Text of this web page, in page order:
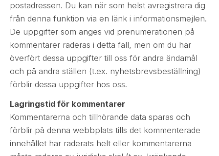
postadressen. Du kan när som helst avregistrera dig
från denna funktion via en länk i informationsmejlen.
De uppgifter som anges vid prenumerationen på
kommentarer raderas i detta fall, men om du har
överfört dessa uppgifter till oss för andra ändamål
och på andra ställen (t.ex. nyhetsbrevsbeställning)
förblir dessa uppgifter hos oss.
Lagringstid för kommentarer
Kommentarerna och tillhörande data sparas och
förblir på denna webbplats tills det kommenterade
innehållet har raderats helt eller kommentarerna